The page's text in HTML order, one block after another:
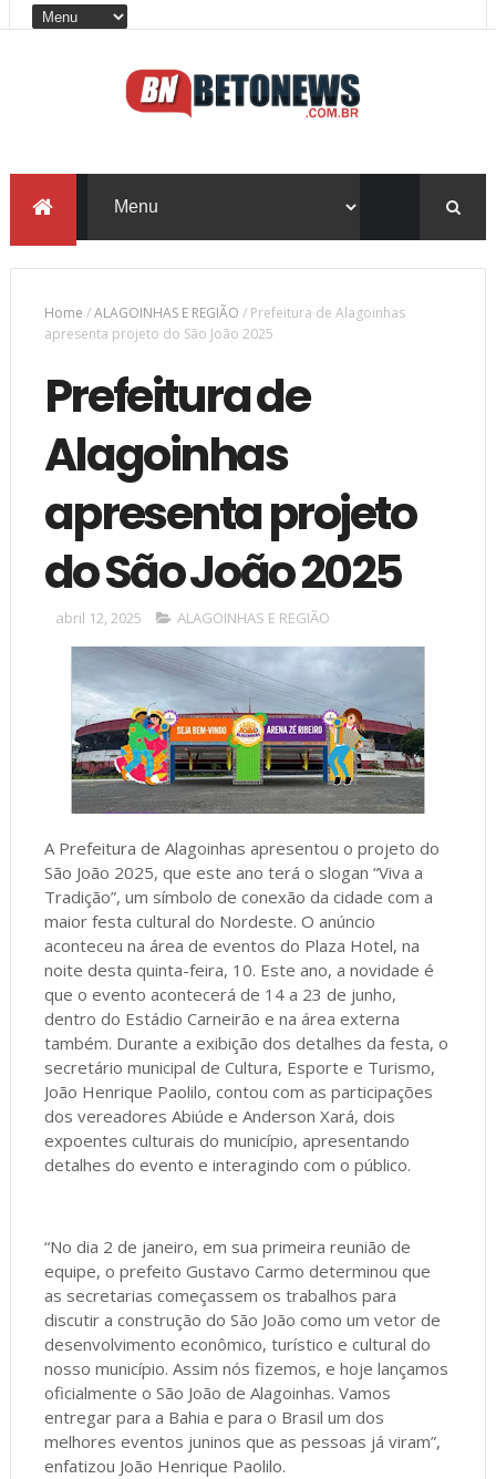
Home /ALAGOINHAS E REGIÃO / Prefeitura de Alagoinhas
apresenta projeto do São João 2025
Prefeitura de
Alagoinhas
apresenta projeto
do São João 2025
abril 12, 2025 ALAGOINHAS E REGIÃO
A Prefeitura de Alagoinhas apresentou o projeto do
São João 2025, que este ano terá o slogan “Viva a
Tradição”, um símbolo de conexão da cidade com a
maior festa cultural do Nordeste. O anúncio
aconteceu na área de eventos do Plaza Hotel, na
noite desta quinta-feira, 10. Este ano, a novidade é
que o evento acontecerá de 14 a 23 de junho,
dentro do Estádio Carneirão e na área externa
também. Durante a exibição dos detalhes da festa, o
secretário municipal de Cultura, Esporte e Turismo,
João Henrique Paolilo, contou com as participações
dos vereadores Abiúde e Anderson Xará, dois
expoentes culturais do município, apresentando
detalhes do evento e interagindo com o público.
“No dia 2 de janeiro, em sua primeira reunião de
equipe, o prefeito Gustavo Carmo determinou que
as secretarias começassem os trabalhos para
discutir a construção do São João como um vetor de
desenvolvimento econômico, turístico e cultural do
nosso município. Assim nós fizemos, e hoje lançamos
oficialmente o São João de Alagoinhas. Vamos
entregar para a Bahia e para o Brasil um dos
melhores eventos juninos que as pessoas já viram”,
enfatizou João Henrique Paolilo.